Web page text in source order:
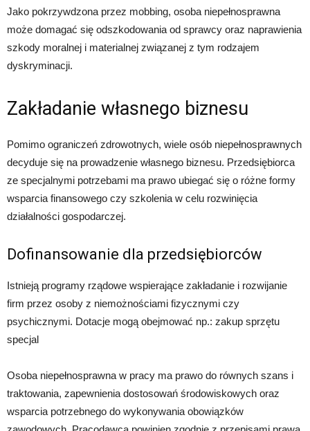
Jako pokrzywdzona przez mobbing, osoba niepełnosprawna
może domagać się odszkodowania od sprawcy oraz naprawienia
szkody moralnej i materialnej związanej z tym rodzajem
dyskryminacji.
Zakładanie własnego biznesu
Pomimo ograniczeń zdrowotnych, wiele osób niepełnosprawnych
decyduje się na prowadzenie własnego biznesu. Przedsiębiorca
ze specjalnymi potrzebami ma prawo ubiegać się o różne formy
wsparcia finansowego czy szkolenia w celu rozwinięcia
działalności gospodarczej.
Dofinansowanie dla przedsiębiorców
Istnieją programy rządowe wspierające zakładanie i rozwijanie
firm przez osoby z niemożnościami fizycznymi czy
psychicznymi. Dotacje mogą obejmować np.: zakup sprzętu
specjal
Osoba niepełnosprawna w pracy ma prawo do równych szans i
traktowania, zapewnienia dostosowań środowiskowych oraz
wsparcia potrzebnego do wykonywania obowiązków